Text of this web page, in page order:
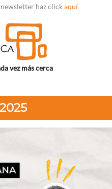
haz clickaquí
vez más cerca